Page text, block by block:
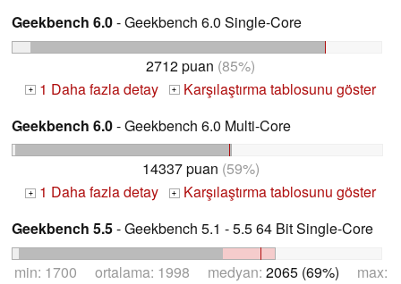
Geekbench 6.0- Geekbench 6.0 Single-Core
2712 puan (85%)
+ 1 Daha fazla detay + Karşılaştırma tablosunu göster
Geekbench 6.0- Geekbench 6.0 Multi-Core
14337 puan (59%)
+ 1 Daha fazla detay + Karşılaştırma tablosunu göster
Geekbench 5.5- Geekbench 5.1 - 5.5 64 Bit Single-Core
min: 1700 ortalama: 1998 medyan: 2065 (69%) max: